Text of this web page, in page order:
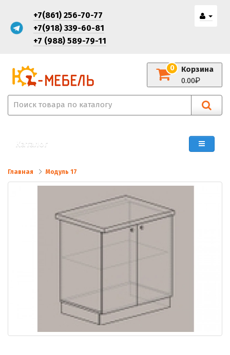
+7(861) 256-70-77
+7(918) 339-60-81
+7 (988) 589-79-11
Корзина
0
0.00
Каталог
Главная Модуль 17